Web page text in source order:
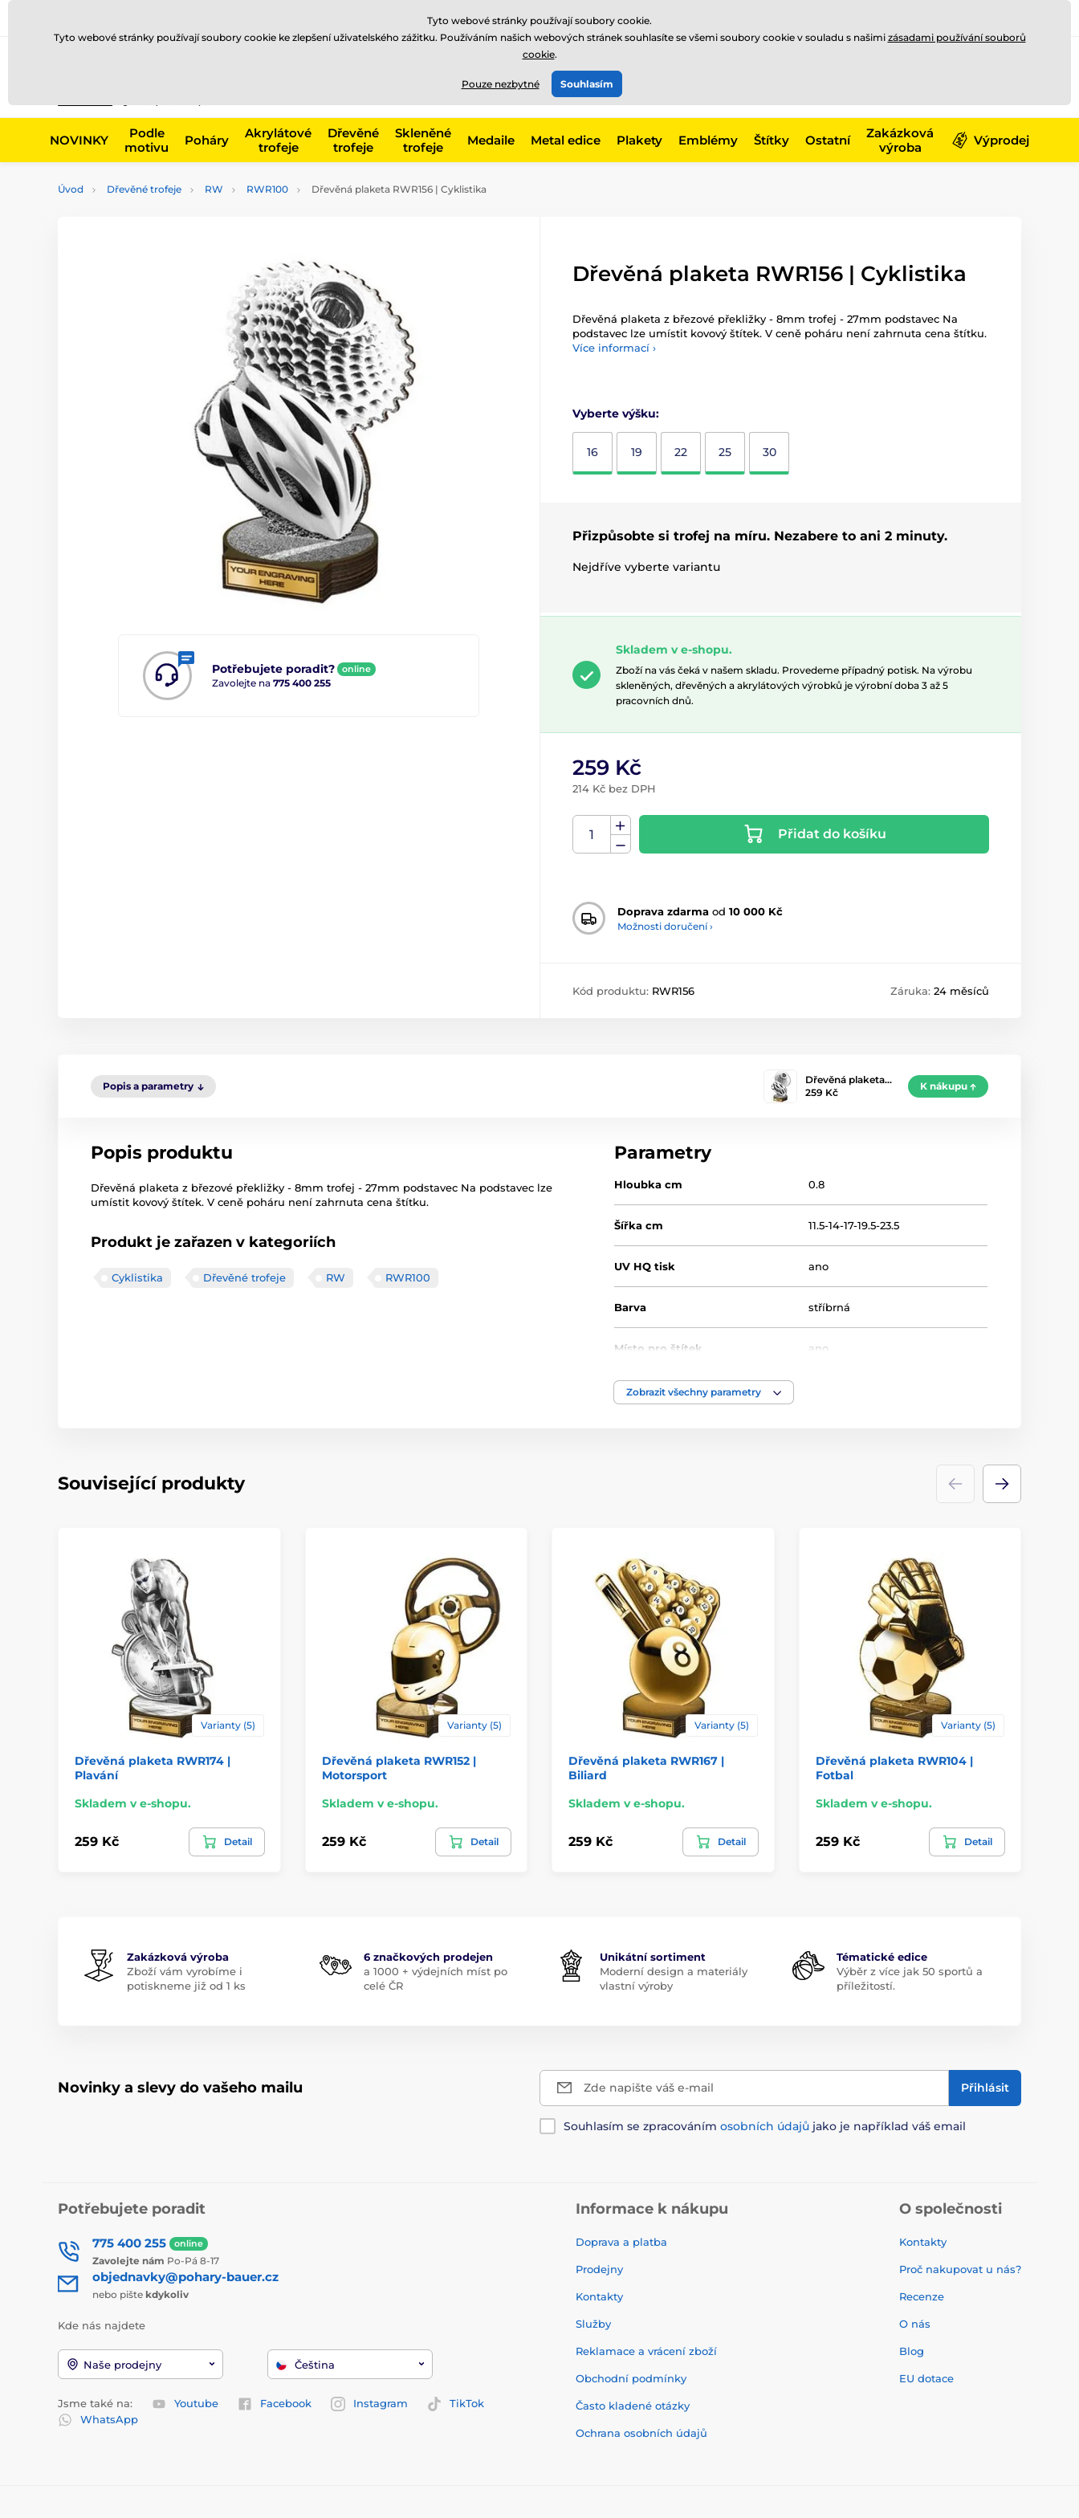
775 400 255
Zavolejte nám
NOVINKY
Podle
motivu
Poháry
Akrylátové
trofeje
Dřevěné
trofeje
Skleněné
trofeje
Medaile Metal edice Plakety Emblémy Štítky Ostatní
Zakázková
výroba
Výprodej
Úvod Dřevěné trofeje RW RWR100 Dřevěná plaketa RWR156 | Cyklistika
Potřebujete poradit? online
Zavolejte na 775 400 255
Dřevěná plaketa RWR156 | Cyklistika
Dřevěná plaketa z březové překližky - 8mm trofej - 27mm podstavec Na
podstavec lze umístit kovový štítek. V ceně poháru není zahrnuta cena štítku.
Více informací ›
Vyberte výšku:
16 19 22 25 30
Přizpůsobte si trofej na míru. Nezabere to ani 2 minuty.
Nejdříve vyberte variantu
Skladem v e-shopu.
Zboží na vás čeká v našem skladu. Provedeme případný potisk. Na výrobu
skleněných, dřevěných a akrylátových výrobků je výrobní doba 3 až 5
pracovních dnů.
259 Kč
214 Kč bez DPH
Přidat do košíku
Doprava zdarma od 10 000 Kč
Možnosti doručení ›
Kód produktu: RWR156 Záruka: 24 měsíců
Popis a parametry
Dřevěná plaketa…
259 Kč
K nákupu
Popis produktu
Dřevěná plaketa z březové překližky - 8mm trofej - 27mm podstavec Na podstavec lze
umístit kovový štítek. V ceně poháru není zahrnuta cena štítku.
Produkt je zařazen v kategoriích
Cyklistika Dřevěné trofeje RW RWR100
Parametry
Hloubka cm 0.8
Šířka cm 11.5-14-17-19.5-23.5
UV HQ tisk ano
Barva stříbrná
Místo pro štítek ano
Výška cm
Zobrazit všechny parametry
Související produkty
Varianty (5)
Dřevěná plaketa RWR174 |
Plavání
Skladem v e-shopu.
259 Kč Detail
Varianty (5)
Dřevěná plaketa RWR152 |
Motorsport
Skladem v e-shopu.
259 Kč Detail
Varianty (5)
Dřevěná plaketa RWR167 |
Biliard
Skladem v e-shopu.
259 Kč Detail
Varianty (5)
Dřevěná plaketa RWR104 |
Fotbal
Skladem v e-shopu.
259 Kč Detail
Zakázková výroba
Zboží vám vyrobíme i
potiskneme již od 1 ks
6 značkových prodejen
a 1000 + výdejních míst po
celé ČR
Unikátní sortiment
Moderní design a materiály
vlastní výroby
Tématické edice
Výběr z více jak 50 sportů a
příležitostí.
Novinky a slevy do vašeho mailu Zde napište váš e-mail Přihlásit
Souhlasím se zpracováním osobních údajů jako je například váš email
Potřebujete poradit
775 400 255 online
Zavolejte nám Po-Pá 8-17
objednavky@pohary-bauer.cz
nebo pište kdykoliv
Kde nás najdete
Naše prodejny Čeština
Jsme také na: Youtube Facebook Instagram
TikTok
WhatsApp
Informace k nákupu
Doprava a platba
Prodejny
Kontakty
Služby
Reklamace a vrácení zboží
Obchodní podmínky
Často kladené otázky
Ochrana osobních údajů
O společnosti
Kontakty
Proč nakupovat u nás?
Recenze
O nás
Blog
EU dotace
Tyto webové stránky používají soubory cookie.
Tyto webové stránky používají soubory cookie ke zlepšení uživatelského zážitku. Používáním našich webových stránek souhlasíte se všemi soubory cookie v souladu s našimi zásadami používání souborů
cookie.
Pouze nezbytné Souhlasím